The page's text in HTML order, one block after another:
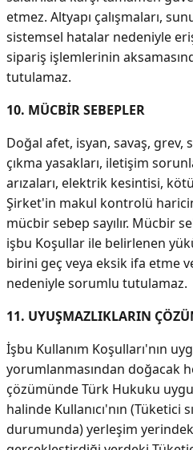
etmez. Altyapı çalışmaları,
sistemsel hatalar nedeniyle
sipariş işlemlerinin
tutulamaz.
10. MÜCBİR SEBEPLER
Doğal afet, isyan, savaş, grev,
çıkma yasakları, iletişim
arızaları, elektrik kesintisi,
Şirket'in makul kontrolü
mücbir sebep sayılır. Mücbir
işbu Koşullar ile belirlenen
birini geç veya eksik ifa etme
nedeniyle sorumlu tutulamaz.
11. UYUŞMAZLIKLARIN
İşbu Kullanım Koşulları'nın
yorumlanmasından doğacak
çözümünde Türk Hukuku
halinde Kullanıcı'nın (Tüketici
durumunda) yerleşim